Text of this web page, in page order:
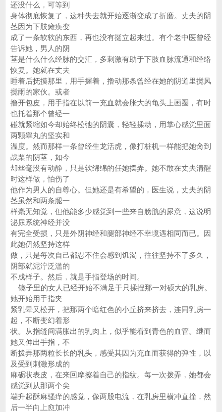
还没什么，可等到
身体彻底恢复了，这种失去就开始逐渐变成了折磨。丈夫的阴
茎因为下肢瘫痪变
成了一条软软的东西，再也没有挺立起来过。有个老中医曾经
告诉她，男人的阴
茎是什么什么经脉的交汇，多刺激有助于下肢血脉流通和经络
恢复。她就在丈夫
睡着后抚摸那里，用手握着，撸动那条曾经在她的阴道里搅风
搅雨的家伙。或者
撸开包皮，用手指在以前一充血就会胀大的龟头上画圈，有时
也托着那个曾经一
碰就紧缩如今却始终松弛的阴囊，轻轻揉动，用掌心感觉里面
两颗睾丸的坚实和
温度。然而那样一条曾经生龙活虎，像打桩机一样能把她肏到
战栗的阴茎，如今
却丝毫没有动静，只是软绵绵的任她摆弄。她不敢在丈夫清醒
时这样做，怕伤了
他作为男人的自尊心。但她还是有希望的，医生说，丈夫的阴
茎虽然和两条腿一
样毫无知觉，但他能多少感觉到一些来自膀胱的尿意，这说明
泌尿系统神经并没
有完全受损，只是外阴神经和腿部神经不幸境遇相同而已。因
此她仍然坚持这样
做，只是每次自己都忍不住会感到饥渴，往往坚持不了多久，
阴部就泥泞泛滥的
不成样子。然后，就是手指登场的时间。
镜子里的女人已经开始不满足于只揉捏那一对硕大的乳房。
她开始用手指夹
紧乳晕又松开，把那两个暗红色的小丘挤来挤去，连同乳房一
起，不断变幻着形
状。从指缝间满胀出的乳肉上，似乎能看到青色的血管。继而
她又伸出手指，不
断拨弄那两粒长长的乳头，感受其因为充血而获得的弹性，以
及受到刺激形成的
麻砺状表皮，在来回摩擦着自己的指纹。每一次拨弄，她都会
感觉到从那两个尖
端升起酥麻骚痒的感觉，像两股电流，在乳房里横冲直撞，然
后一半向上愈加冲